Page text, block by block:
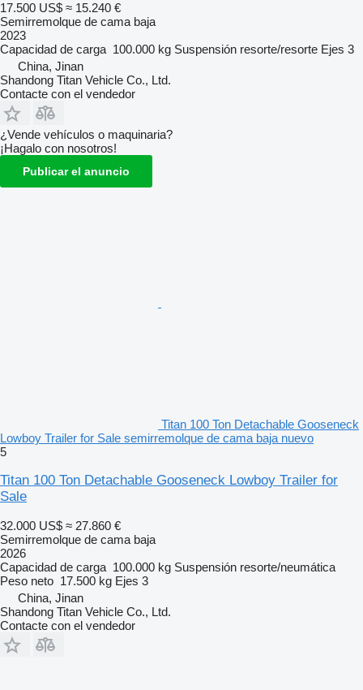
17.500 US$ ≈ 15.240 €
Semirremolque de cama baja
2023
Capacidad de carga 100.000 kg Suspensión resorte/resorte Ejes 3
China, Jinan
Shandong Titan Vehicle Co., Ltd.
Contacte con el vendedor
¿Vende vehículos o maquinaria?
¡Hagalo con nosotros!
Publicar el anuncio
Titan 100 Ton Detachable Gooseneck
Lowboy Trailer for Sale semirremolque de cama baja nuevo
5
Titan 100 Ton Detachable Gooseneck Lowboy Trailer for
Sale
32.000 US$ ≈ 27.860 €
Semirremolque de cama baja
2026
Capacidad de carga 100.000 kg Suspensión resorte/neumática
Peso neto 17.500 kg Ejes 3
China, Jinan
Shandong Titan Vehicle Co., Ltd.
Contacte con el vendedor